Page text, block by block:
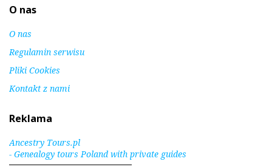
O nas
O nas
Regulamin serwisu
Pliki Cookies
Kontakt z nami
Reklama
Ancestry Tours.pl
- Genealogy tours Poland with private guides